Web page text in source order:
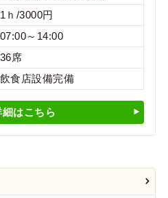
1ｈ/3000円
07:00～14:00
36席
飲食店設備完備
細はこちら